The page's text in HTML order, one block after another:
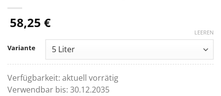
58,25 €
Variante
LEEREN
Verfügbarkeit: aktuell vorrätig
Verwendbar bis: 30.12.2035